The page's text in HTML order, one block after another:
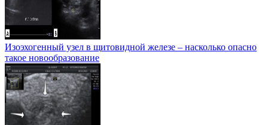
Изоэхогенный узел в щитовидной железе – насколько опасно
такое новообразование